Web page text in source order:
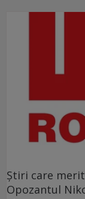
Ştiri care
Opozantul